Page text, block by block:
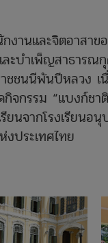
นและจิตอาสาขอ
บำเพ็ญสาธารณกุศ
ชนนีพันปีหลวง เ
กรรม “แบงก์ชา
นจากโรงเรียนอนุ
ประเทศไทย